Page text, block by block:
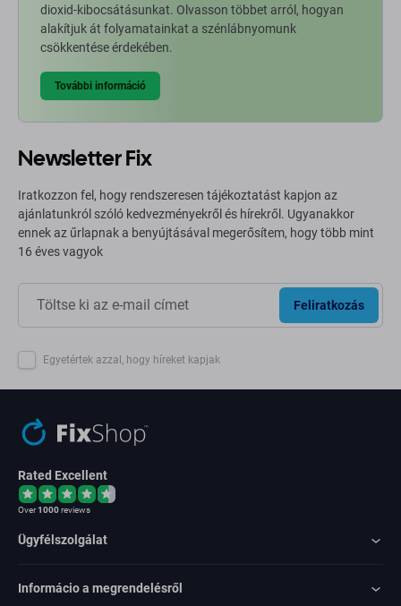
dioxid-kibocsátásunkat. Olvasson többet arról, hogyan
alakítjuk át folyamatainkat a szénlábnyomunk
csökkentése érdekében.
További információ
Newsletter Fix
Iratkozzon fel, hogy rendszeresen tájékoztatást kapjon az
ajánlatunkról szóló kedvezményekről és hírekről. Ugyanakkor
ennek az űrlapnak a benyújtásával megerősítem, hogy több mint
16 éves vagyok
Feliratkozás
Egyetértek azzal, hogy híreket kapjak
Rated Excellent
Over1000reviews
Ügyfélszolgálat
Informácio a megrendelésről